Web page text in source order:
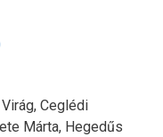
Ceglédi
Márta, Hegedűs